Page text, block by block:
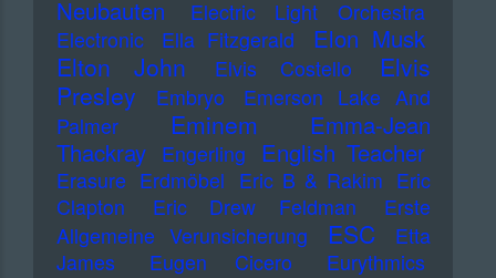
Neubauten
Electric Light Orchestra
Electronic
Ella Fitzgerald Elon Musk
Elton John Elvis Costello
Elvis
Presley
Embryo
Emerson Lake And
Palmer
Eminem
Emma-Jean
Thackray
Engerling English Teacher
Erasure Erdmöbel Eric B & Rakim Eric
Clapton
Eric Drew Feldman
Erste
Allgemeine Verunsicherung
ESC
Etta
James
Eugen Cicero
Eurythmics